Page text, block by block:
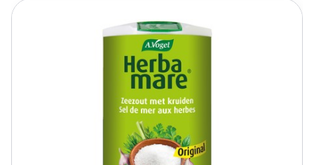
145 mm
65 mm
Kamertemperatuur (15°C - 25°C)